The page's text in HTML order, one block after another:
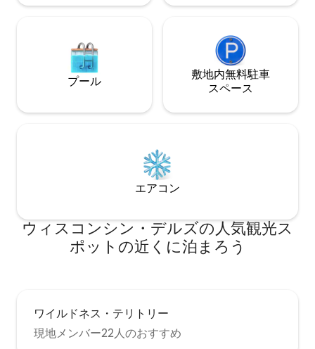
プール
敷地内無料駐⁠車
ス⁠ペ⁠ー⁠ス
エアコン
ウィスコンシン・デルズの人気観光ス
ポットの近くに泊まろう
ワイルドネス・テリトリー
現地メンバー22人のおすすめ